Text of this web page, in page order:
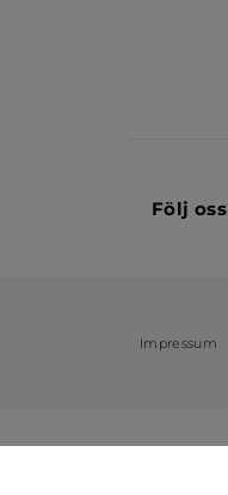
Följ oss
Impressum